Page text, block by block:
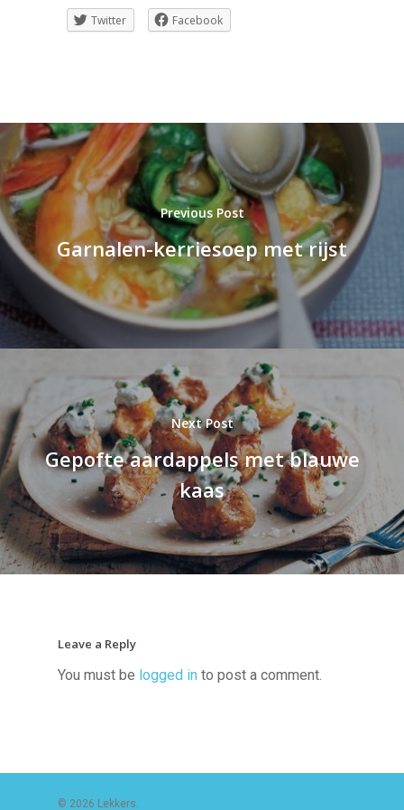
Twitter
Facebook
Previous Post
Garnalen-kerriesoep met rijst
Next Post
Gepofte aardappels met blauwe
kaas
Leave a Reply
You must be logged in to post a comment.
© 2026 Lekkers.